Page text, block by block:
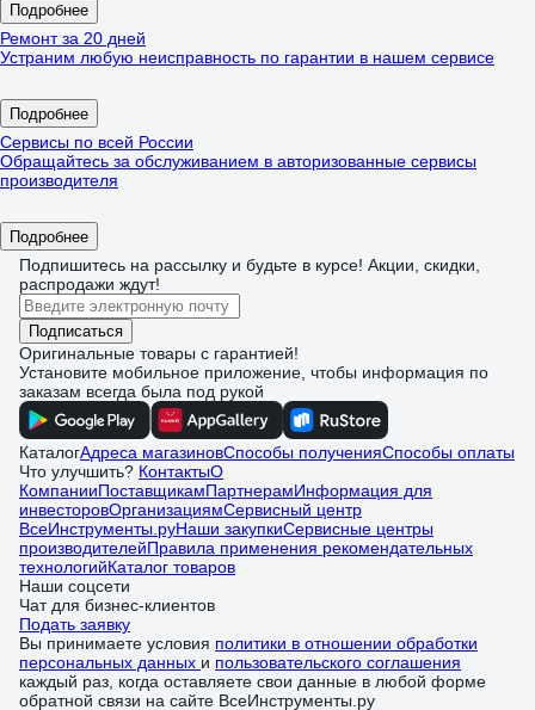
Подробнее
Ремонт за 20 дней
Устраним любую неисправность по гарантии в нашем сервисе
Подробнее
Сервисы по всей России
Обращайтесь за обслуживанием в авторизованные сервисы
производителя
Подробнее
Подпишитесь на рассылку и будьте в курсе! Акции, скидки,
распродажи ждут!
Подписаться
Оригинальные товары с гарантией!
Установите мобильное приложение, чтобы информация по
заказам всегда была под рукой
КаталогАдреса магазиновСпособы полученияСпособы оплаты
Что улучшить? КонтактыО
КомпанииПоставщикамПартнерамИнформация для
инвесторовОрганизациямСервисный центр
ВсеИнструменты.руНаши закупкиСервисные центры
производителейПравила применения рекомендательных
технологийКаталог товаров
Наши соцсети
Чат для бизнес-клиентов
Подать заявку
Вы принимаете условия политики в отношении обработки
персональных данных и пользовательского соглашения
каждый раз, когда оставляете свои данные в любой форме
обратной связи на сайте ВсеИнструменты.ру